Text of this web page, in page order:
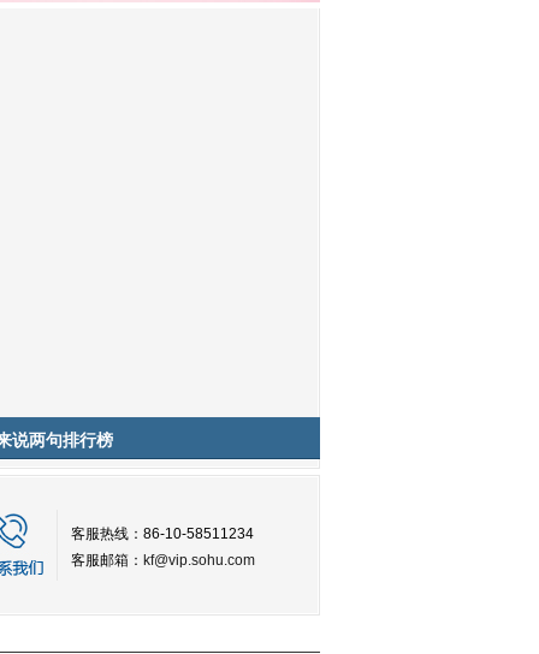
说两句排行榜
客服热线：86-10-58511234
客服邮箱： kf@vip.sohu.com